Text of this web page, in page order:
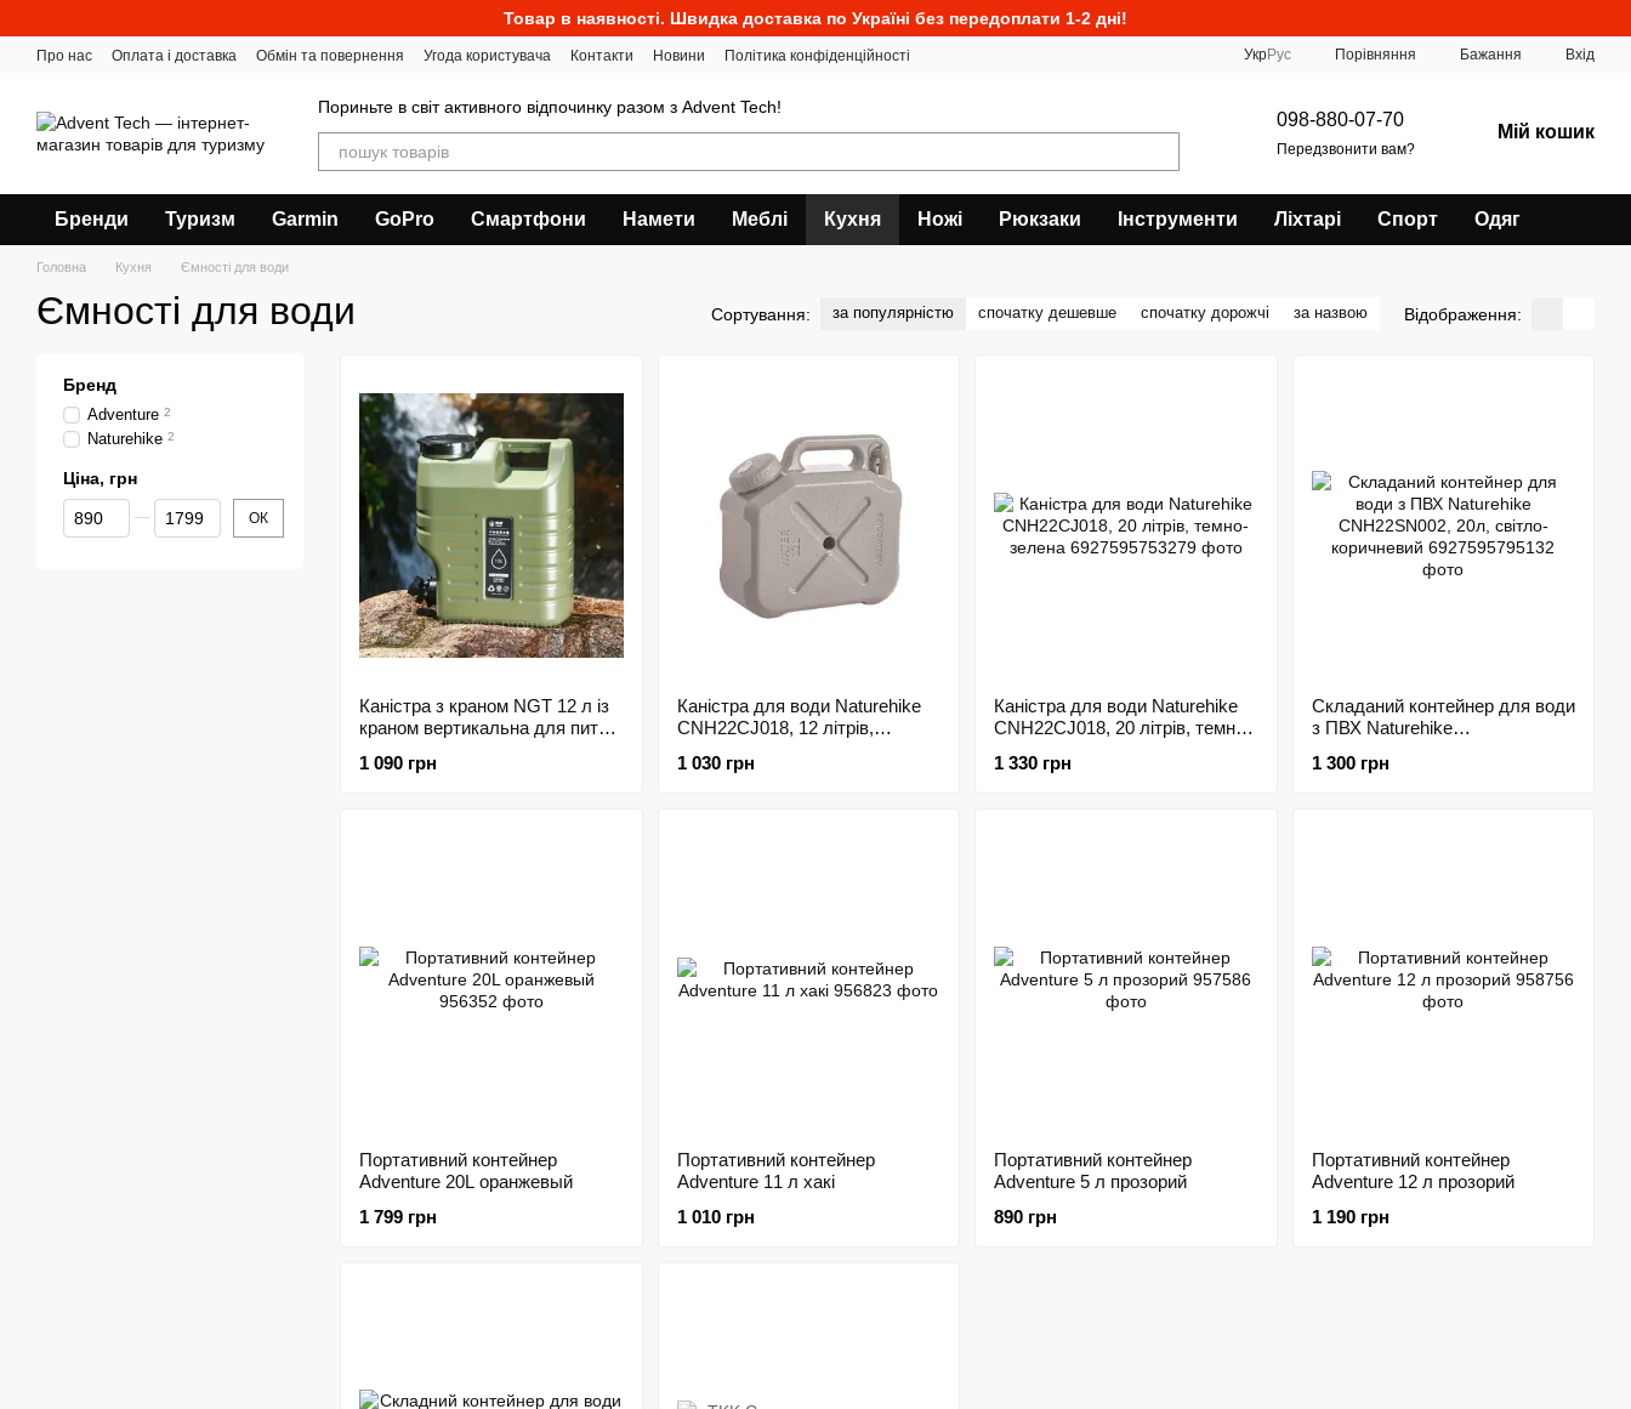
Товар в наявності. Швидка доставка по Україні без передоплати 1-2 дні!
Про нас Оплата і доставка Обмін та повернення Угода користувача Контакти Новини Політика конфіденційності УкрРус Порівняння Бажання Вхід
Пориньте в світ активного відпочинку разом з Advent Tech!
098-880-07-70
Передзвонити вам?
Мій кошик
Бренди Туризм Garmin GoPro Смартфони Намети Меблі Кухня Ножі Рюкзаки Інструменти Ліхтарі Спорт Одяг
Головна Кухня Ємності для води
Ємності для води Сортування: за популярністю спочатку дешевше спочатку дорожчі за назвою Відображення:
Каністра з краном NGT 12 л із
краном вертикальна для питної
1 090 грн
Каністра для води Naturehike
CNH22CJ018, 12 літрів,
1 030 грн
Каністра для води Naturehike
CNH22CJ018, 20 літрів, темно-
1 330 грн
Складаний контейнер для води
з ПВХ Naturehike
коричневий
1 300 грн
Портативний контейнер
Adventure 20L оранжевый
1 799 грн
Портативний контейнер
Adventure 11 л хакі
1 010 грн
Портативний контейнер
Adventure 5 л прозорий
890 грн
Портативний контейнер
Adventure 12 л прозорий
1 190 грн
Бренд
Adventure 2
Naturehike 2
Ціна, грн
Від Ціна, грн
До Ціна, грн ОК